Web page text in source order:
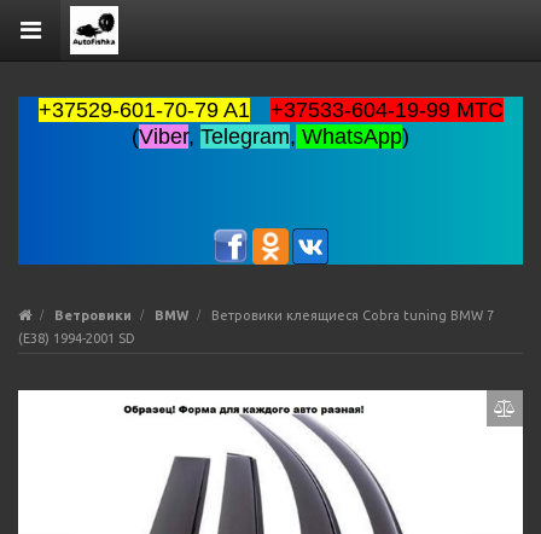
+37529-601-70-79 A1
+37533-604-19-99 MTC
(Viber, Telegram, WhatsApp)
Ветровики BMW
Ветровики клеящиеся Cobra tuning BMW 7
(E38) 1994-2001 SD
Previous